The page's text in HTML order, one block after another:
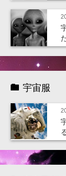
宇宙服